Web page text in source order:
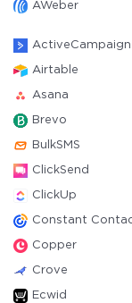
AWeber
ActiveCampaign
Airtable
Asana
Brevo
BulkSMS
ClickSend
ClickUp
Constant
Copper
Crove
Ecwid